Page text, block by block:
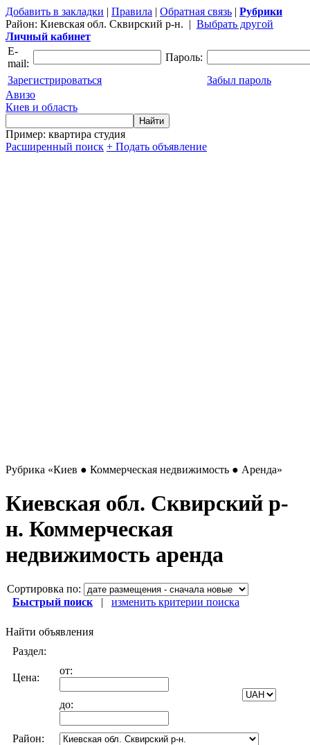
Добавить в закладки | Правила | Обратная связь | Рубрики
Район: Киевская обл. Сквирский р-н. | Выбрать другой
Личный кабинет
E-
mail:
Пароль:
Зарегистрироваться
Забыл пароль
Авизо
Киев и область
Пример: квартира студия
Расширенный поиск + Подать объявление
Рубрика «Киев ● Коммерческая недвижимость ● Аренда»
Киевская обл. Сквирский р-
н. Коммерческая
недвижимость аренда
Сортировка по:
Быстрый поиск | изменить критерии поиска
Найти объявления
Раздел:
Цена:
от:
до:
Район: